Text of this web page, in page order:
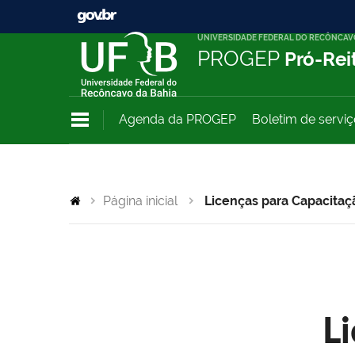
UNIVERSIDADE FEDERAL DO
PROGEP Pró-
Agenda da PROGEP Boletim de
Página inicial Licenças para